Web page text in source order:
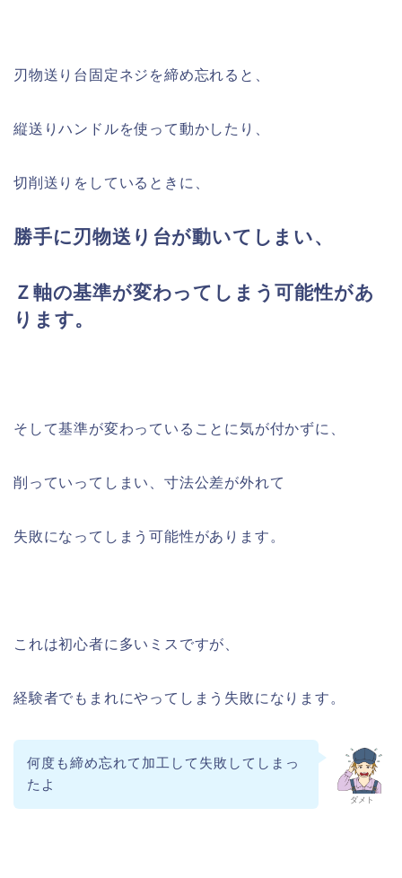
刃物送り台固定ネジを締め忘れると、
縦送りハンドルを使って動かしたり、
切削送りをしているときに、
勝手に刃物送り台が動いてしまい、
Ｚ軸の基準が変わってしまう可能性があ
ります。
そして基準が変わっていることに気が付かずに、
削っていってしまい、寸法公差が外れて
失敗になってしまう可能性があります。
これは初心者に多いミスですが、
経験者でもまれにやってしまう失敗になります。
ダメト
何度も締め忘れて加工して失敗してしまっ
たよ